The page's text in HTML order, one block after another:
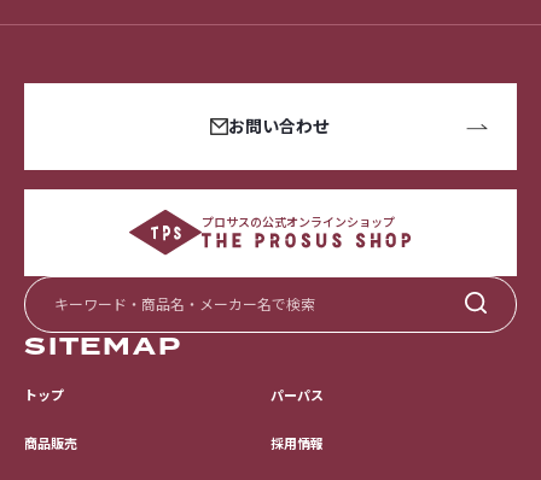
お問い合わせ
プロサスの公式オンラインショップ
SITEMAP
トップ
商品販売
パーパス
採用情報